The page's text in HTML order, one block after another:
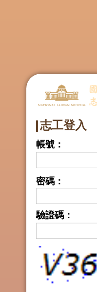
志工登入
帳號 ：
密碼 ：
驗證碼 ：